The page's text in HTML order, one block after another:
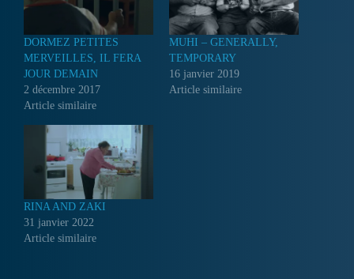
DORMEZ PETITES
MERVEILLES, IL FERA
JOUR DEMAIN
2 décembre 2017
Article similaire
MUHI – GENERALLY,
TEMPORARY
16 janvier 2019
Article similaire
RINA AND ZAKI
31 janvier 2022
Article similaire